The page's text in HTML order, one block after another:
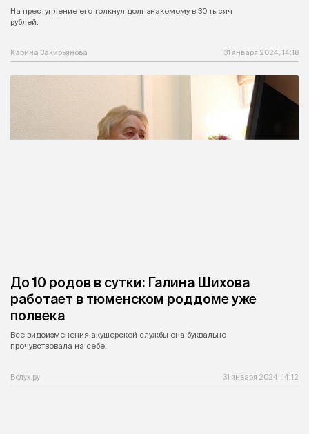
На преступление его толкнул долг знакомому в 30 тысяч
рублей.
Карина Закирьянова 31 января 2024, 14:18
До 10 родов в сутки: Галина Шихова
работает в тюменском роддоме уже
полвека
Все видоизменения акушерской службы она буквально
прочувствовала на себе.
Вслух.ру 31 января 2024, 14:12